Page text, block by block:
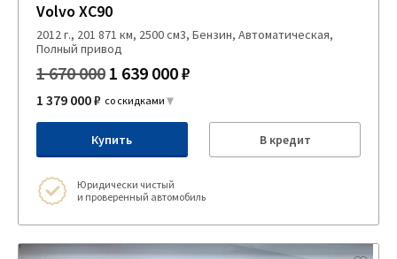
Volvo XC90
2012 г., 201 871 км, 2500 см3, Бензин, Автоматическая,
Полный привод
1 670 000 1 639 000 ₽
1 379 000 ₽ со скидками
Купить В кредит
Юридически чистый
и проверенный автомобиль